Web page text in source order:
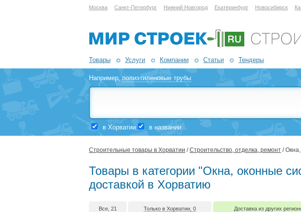
Москва Санкт-Петербург Нижний Новгород Екатеринбург Новосибирск
Товары Услуги Компании Статьи Тендеры
Например,полиэтиленовые трубы
в Хорватии в названии
Строительные товары в Хорватии /Строительство, отделка, ремонт /
Товары в категории "Окна, оконные
доставкой в Хорватию
Все, 21 Только в Хорватии, 0 Доставка из других